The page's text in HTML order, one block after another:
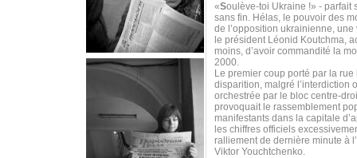
«Soulève-toi Ukraine !» - parfait
sans fin. Hélas, le pouvoir des
de l’opposition ukrainienne,
le président Léonid Koutchma,
moins, d’avoir commandité la
2000.
Le premier coup porté par la
disparition, malgré l’interdiction
orchestrée par le bloc centre-
provoquait le rassemblement
manifestants dans la capitale
les chiffres officiels
ralliement de dernière minute à
Viktor Youchtchenko.